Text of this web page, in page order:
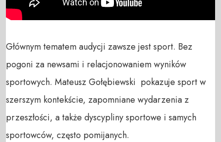
Głównym tematem audycji zawsze jest sport. Bez
pogoni za newsami i relacjonowaniem wyników
sportowych. Mateusz Gołębiewski  pokazuje sport w
szerszym kontekście, zapomniane wydarzenia z
przeszłości, a także dyscypliny sportowe i samych
sportowców, często pomijanych.